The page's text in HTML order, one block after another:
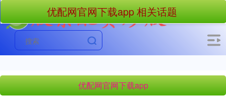
优配网官网下载app
优配网官网下载app 相关话题